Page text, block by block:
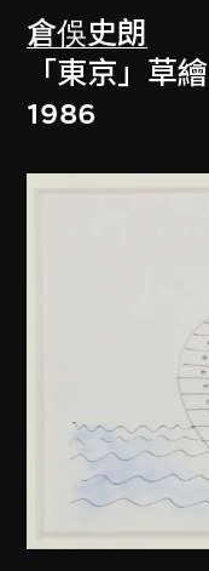
倉俁史朗
「東京」草繪
1986